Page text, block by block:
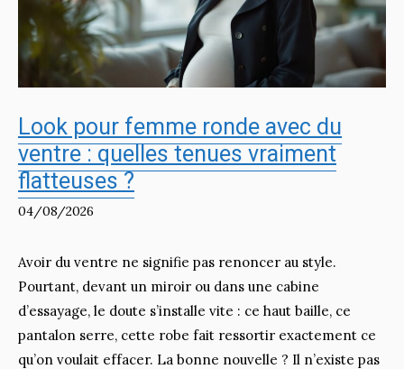
Look pour femme ronde avec du
ventre : quelles tenues vraiment
flatteuses ?
04/08/2026
Avoir du ventre ne signifie pas renoncer au style.
Pourtant, devant un miroir ou dans une cabine
d’essayage, le doute s’installe vite : ce haut baille, ce
pantalon serre, cette robe fait ressortir exactement ce
qu’on voulait effacer. La bonne nouvelle ? Il n’existe pas